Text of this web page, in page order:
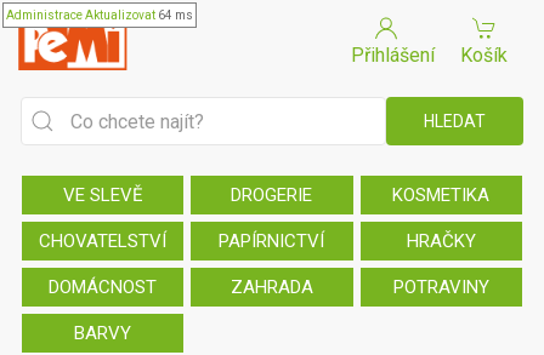
AdministraceAktualizovat 64 ms
Přihlášení Košík
VE SLEVĚ DROGERIE KOSMETIKA
CHOVATELSTVÍ PAPÍRNICTVÍ HRAČKY
DOMÁCNOST ZAHRADA POTRAVINY
BARVY